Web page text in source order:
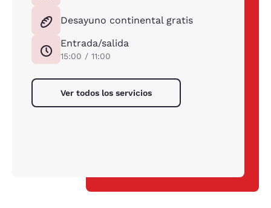
Desayuno continental gratis
Entrada/salida
15:00 / 11:00
Ver todos los servicios